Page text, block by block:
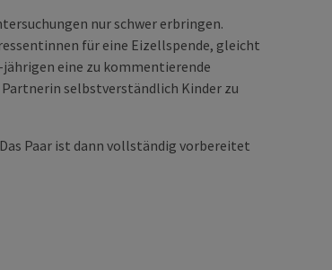
nur schwer erbringen.
für eine Eizellspende, gleicht
eine zu kommentierende
selbstverständlich Kinder zu
Paar ist dann vollständig vorbereitet